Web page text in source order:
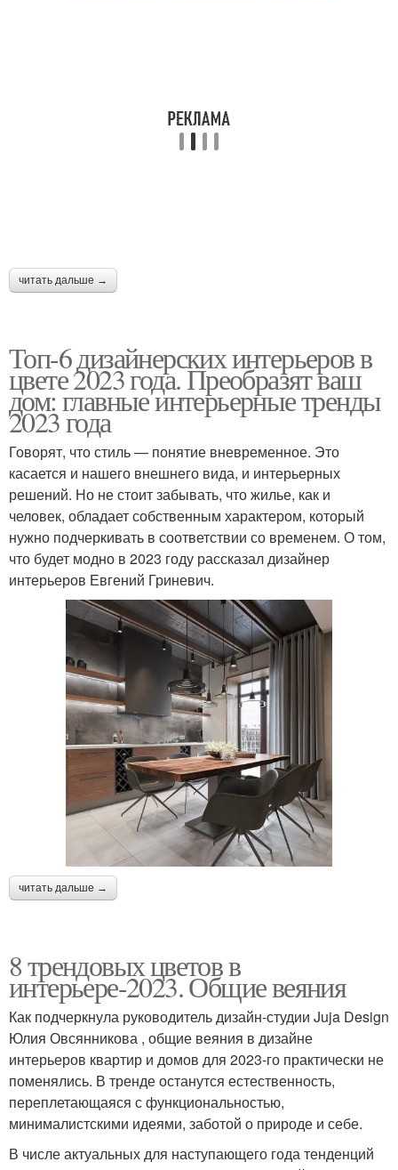
читать дальше →
Топ-6 дизайнерских интерьеров в
цвете 2023 года. Преобразят ваш
дом: главные интерьерные тренды
2023 года
Говорят, что стиль — понятие вневременное. Это
касается и нашего внешнего вида, и интерьерных
решений. Но не стоит забывать, что жилье, как и
человек, обладает собственным характером, который
нужно подчеркивать в соответствии со временем. О том,
что будет модно в 2023 году рассказал дизайнер
интерьеров Евгений Гриневич.
читать дальше →
8 трендовых цветов в
интерьере-2023. Общие веяния
Как подчеркнула руководитель дизайн-студии Juja Design
Юлия Овсянникова , общие веяния в дизайне
интерьеров квартир и домов для 2023-го практически не
поменялись. В тренде останутся естественность,
переплетающаяся с функциональностью,
минималистскими идеями, заботой о природе и себе.
В числе актуальных для наступающего года тенденций